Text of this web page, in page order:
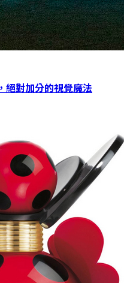
對加分的視覺魔法